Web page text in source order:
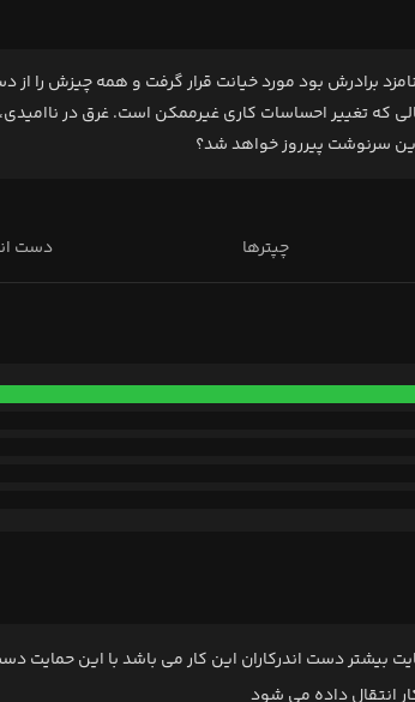
برادرش بود مورد خیانت قرار گرفت و همه چیزش را
که تغییر احساسات کاری غیرممکن است. غرق در
سرنوشت پیرروز خواهد شد؟
چپترها دست
دست اندرکاران این کار می باشد با این حمایت
انتقال داده می شود